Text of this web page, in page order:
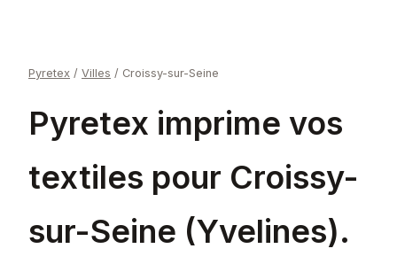
Pyretex / Villes / Croissy-sur-Seine
Pyretex imprime vos
textiles pour Croissy-
sur-Seine (Yvelines).